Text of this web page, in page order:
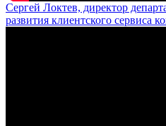
Сергей Локтев, директор
развития клиентского сервиса